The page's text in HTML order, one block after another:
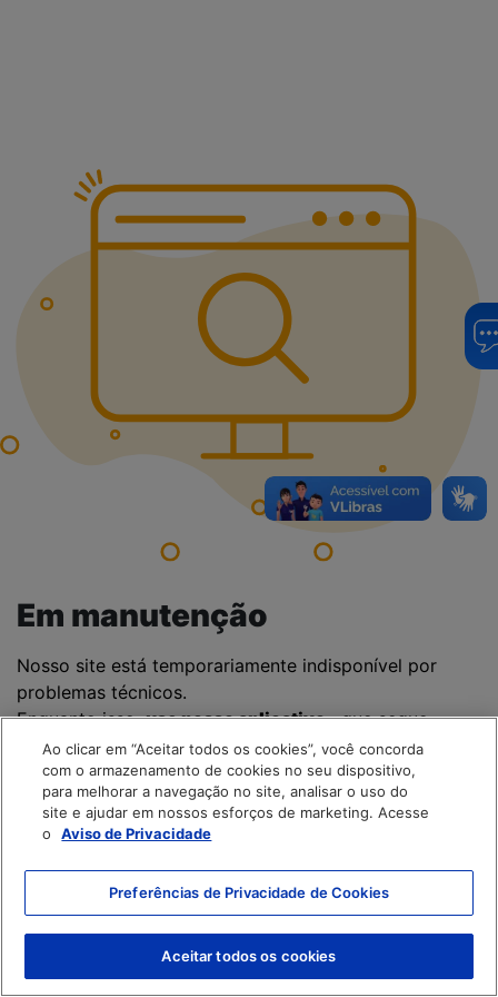
Em manutenção
Nosso site está temporariamente indisponível por
problemas técnicos.
Enquanto isso,use nosso aplicativo, que segue
funcionando normalmente.
Ao clicar em “Aceitar todos os cookies”, você concorda
com o armazenamento de cookies no seu dispositivo,
para melhorar a navegação no site, analisar o uso do
site e ajudar em nossos esforços de marketing. Acesse
o
Aviso de Privacidade
Preferências de Privacidade de Cookies
Aceitar todos os cookies